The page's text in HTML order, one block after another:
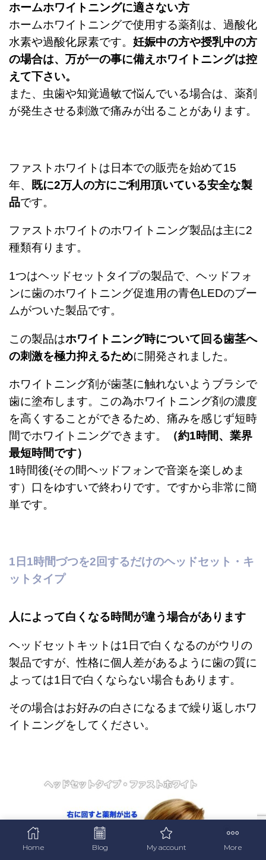
ホームホワイトニングに適さない方
ホームホワイトニングで使用する薬剤は、過酸化
水素や過酸化尿素です。 妊娠中の方や授乳中の方
の場合は、万が一の事に備えホワイトニングは控
えて下さい。
また、虫歯や知覚過敏で悩んでいる場合は、薬剤
が発生させる刺激で痛みが出ることがあります。
ファストホワイトは日本での販売を始めて15
年、
既に2万人の方にご利用頂いている安全な製
品です。
ファストホワイトのホワイトニング製品は主に2
種類有ります。
1つはヘッドセットタイプの製品で、ヘッドフォ
ンに歯のホワイトニング促進用の青色LEDのブー
ムがついた製品です。
この製品はホワイトニング時について回る歯茎へ
の刺激を極力抑えるために開発されました。
ホワイトニング剤が歯茎に触れないようブラシで
歯に塗布します。この為ホワイトニング剤の濃度
を高くすることができるため、痛みを感じず短時
間でホワイトニングできます。
（約1時間、業界
最短時間です）
1時間後(その間ヘッドフォンで音楽を楽しめま
す）口をゆすいで終わりです。ですから非常に簡
単です。
1日1時間づつを2回するだけのヘッドセット・キ
ットタイプ
人によって白くなる時間が違う場合があります
ヘッドセットキットは1日で白くなるのがウリの
製品ですが、性格に個人差があるように歯の質に
よっては1日で白くならない場合もあります。
その場合はお好みの白さになるまで繰り返しホワ
イトニングをしてください。
Home Blog My account More